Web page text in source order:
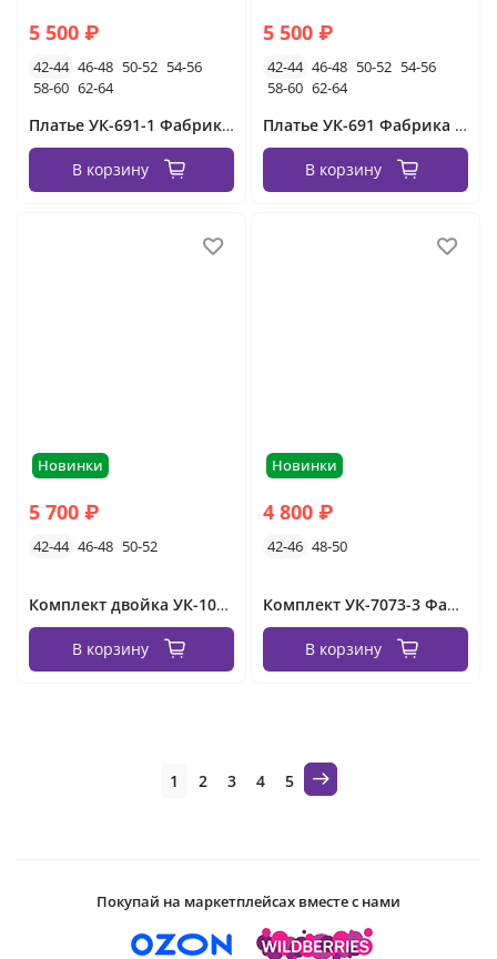
5 500 ₽
42-44 46-48 50-52 54-56
58-60 62-64
Платье УК-691-1 Фабрика Моды
В корзину
5 500 ₽
42-44 46-48 50-52 54-56
58-60 62-64
Платье УК-691 Фабрика Моды
В корзину
Новинки
5 700 ₽
42-44 46-48 50-52
Комплект двойка УК-1050 Фабрика Моды
В корзину
Новинки
4 800 ₽
42-46 48-50
Комплект УК-7073-3 Фабрика Моды
В корзину
1 2 3 4 5
Покупай на маркетплейсах вместе с нами